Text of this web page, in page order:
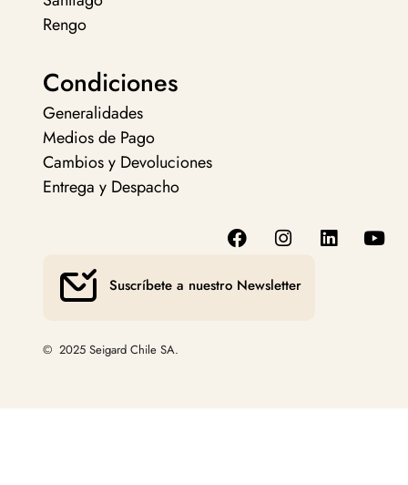
Rengo
Condiciones
Generalidades
Medios de Pago
Cambios y Devoluciones
Entrega y Despacho
Suscríbete a nuestro Newsletter
© 2025 Seigard Chile SA.